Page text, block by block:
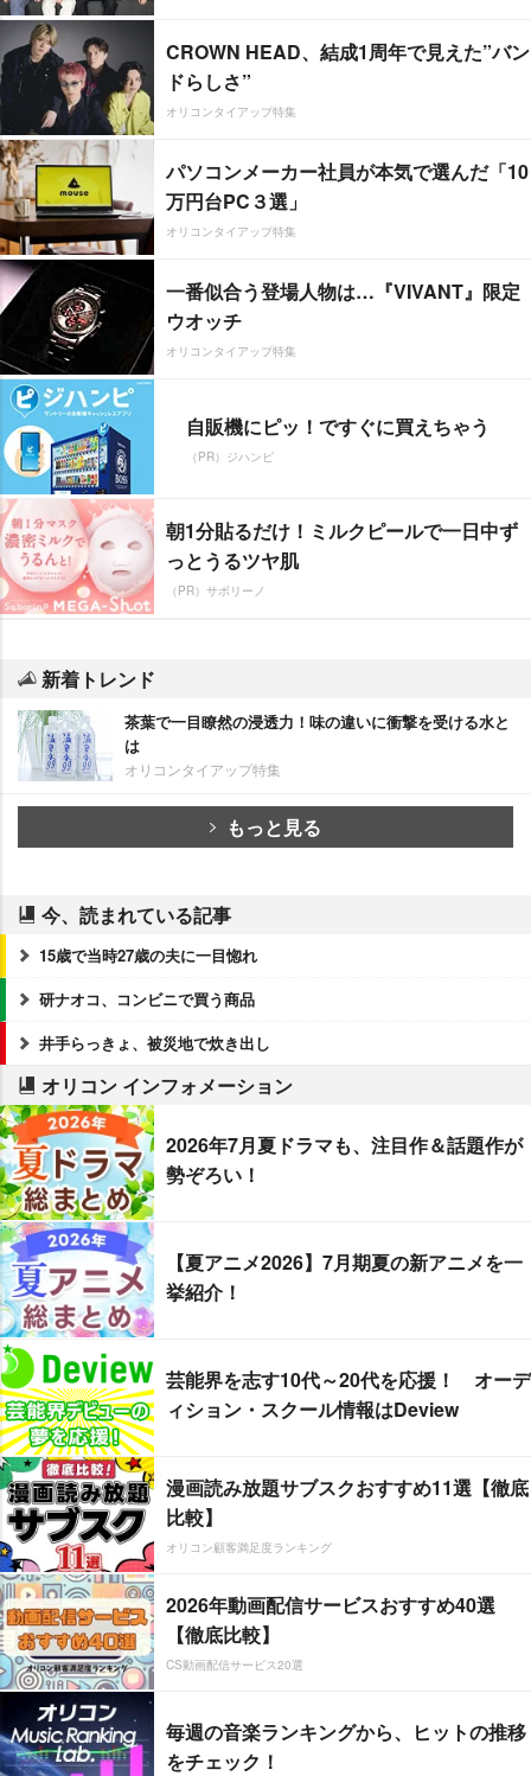
CROWN HEAD、結成1周年で見えた”バン
ドらしさ”
オリコンタイアップ特集
パソコンメーカー社員が本気で選んだ「10
万円台PC３選」
オリコンタイアップ特集
一番似合う登場人物は…『VIVANT』限定
ウオッチ
オリコンタイアップ特集
自販機にピッ！ですぐに買えちゃう
（PR）ジハンピ
朝1分貼るだけ！ミルクピールで一日中ず
っとうるツヤ肌
（PR）サボリーノ
新着トレンド
茶葉で一目瞭然の浸透力！味の違いに衝撃を受ける水と
は
オリコンタイアップ特集
もっと見る
今、読まれている記事
15歳で当時27歳の夫に一目惚れ
研ナオコ、コンビニで買う商品
井手らっきょ、被災地で炊き出し
オリコン インフォメーション
2026年7月夏ドラマも、注目作＆話題作が
勢ぞろい！
【夏アニメ2026】7月期夏の新アニメを一
挙紹介！
芸能界を志す10代～20代を応援！ オーデ
ィション・スクール情報はDeview
漫画読み放題サブスクおすすめ11選【徹底
比較】
オリコン顧客満足度ランキング
2026年動画配信サービスおすすめ40選
【徹底比較】
CS動画配信サービス20選
毎週の音楽ランキングから、ヒットの推移
をチェック！